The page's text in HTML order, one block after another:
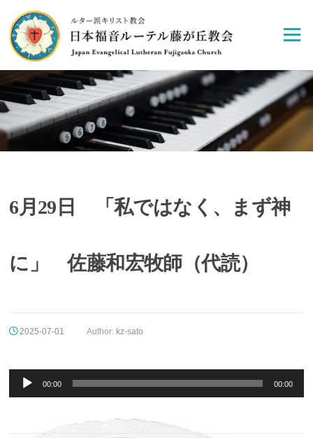
content
Menu
6月29日 「私ではなく、まず神
に」 佐藤和宏牧師（代読）
2025-07-01 Author: kz-sato
プ
00:00 00:00